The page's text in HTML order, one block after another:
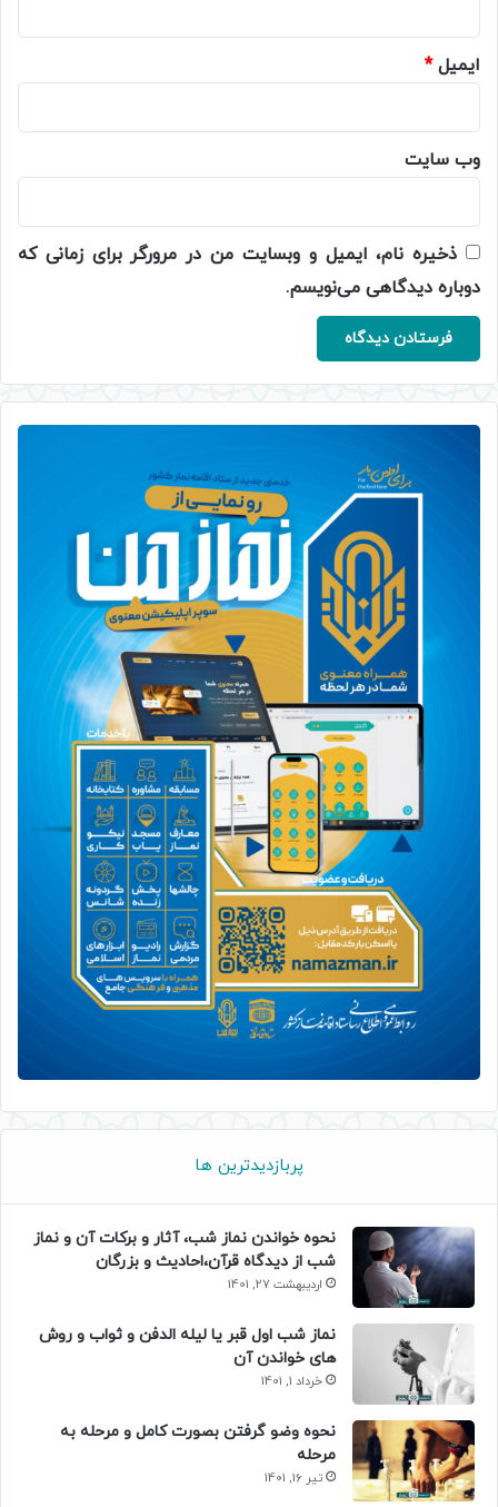
ایمیل*
وب‌ سایت
ذخیره نام، ایمیل و وبسایت من در مرورگر برای زمانی که
دوباره دیدگاهی می‌نویسم.
پربازدیدترین ها
نحوه خواندن نماز شب، آثار و برکات آن و نماز
شب از دیدگاه قرآن،احادیث و بزرگان
اردیبهشت 27, 1401
نماز شب اول قبر یا لیله الدفن و ثواب و روش
های خواندن آن
خرداد 1, 1401
نحوه وضو گرفتن بصورت کامل و مرحله به
مرحله
تیر 16, 1401